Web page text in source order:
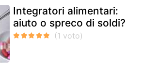
Integratori alimentari:
aiuto o spreco di soldi?